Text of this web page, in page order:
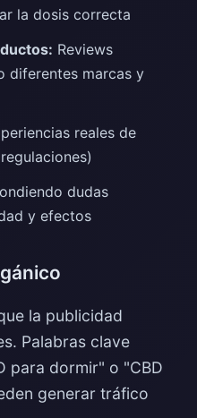
la dosis correcta
Reviews
diferentes marcas y
reales de
dudas
y efectos
la publicidad
Palabras clave
para dormir" o "CBD
generar tráfico